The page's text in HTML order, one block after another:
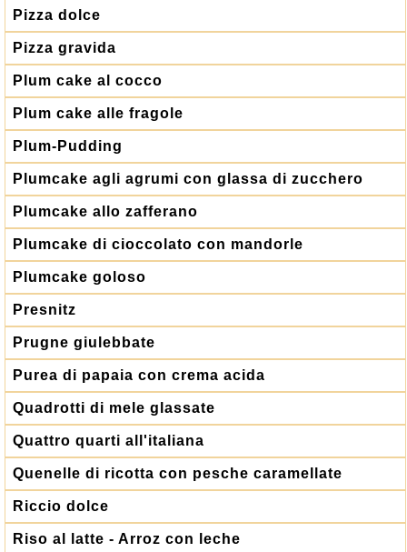
Pizza dolce
Pizza gravida
Plum cake al cocco
Plum cake alle fragole
Plum-Pudding
Plumcake agli agrumi con glassa di zucchero
Plumcake allo zafferano
Plumcake di cioccolato con mandorle
Plumcake goloso
Presnitz
Prugne giulebbate
Purea di papaia con crema acida
Quadrotti di mele glassate
Quattro quarti all'italiana
Quenelle di ricotta con pesche caramellate
Riccio dolce
Riso al latte - Arroz con leche